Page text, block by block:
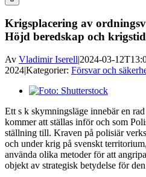
Krigsplacering av
Höjd beredskap och krigstid
Av Vladimir Iserell|2024-03-
2024|Kategorier: Försvar och
Visa
bild
Ett s k skymningsläge innebär en
kommer att ställas inför och som
ställning till. Kraven på polisiär
och under krig på svenskt
använda olika metoder för att
objekt av strategisk betydelse för